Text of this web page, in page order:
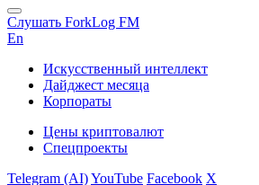
Слушать ForkLog FM
En
Искусственный интеллект
Дайджест месяца
Корпораты
Цены криптовалют
Спецпроекты
Telegram (AI)YouTube Facebook X